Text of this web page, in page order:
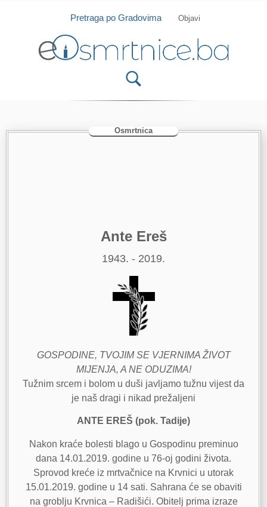
Isprobajte našu Android i IOS aplikaciju
Pretraga po Gradovima Objavi
Osmrtnica
Ante Ereš
1943. - 2019.
GOSPODINE, TVOJIM SE VJERNIMA ŽIVOT
MIJENJA, A NE ODUZIMA!
Tužnim srcem i bolom u duši javljamo tužnu vijest da
je naš dragi i nikad prežaljeni
ANTE EREŠ (pok. Tadije)
Nakon kraće bolesti blago u Gospodinu preminuo
dana 14.01.2019. godine u 76-oj godini života.
Sprovod kreće iz mrtvačnice na Krvnici u utorak
15.01.2019. godine u 14 sati. Sahrana će se obaviti
na groblju Krvnica – Radišići. Obitelj prima izraze